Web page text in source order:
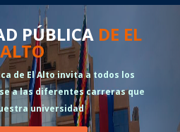
UPEA